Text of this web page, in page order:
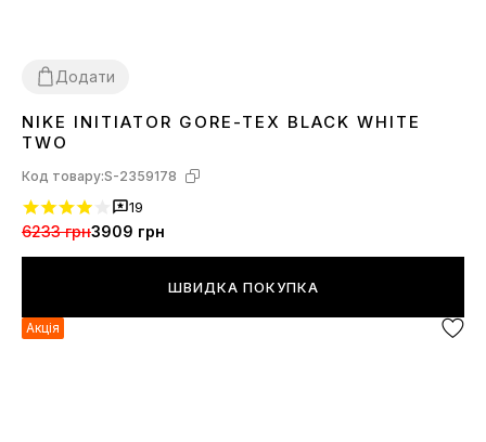
Додати
4142 4344 45
NIKE INITIATOR GORE-TEX BLACK WHITE
TWO
Код товару:S-2359178
19
6233 грн3909 грн
ШВИДКА ПОКУПКА
Акція